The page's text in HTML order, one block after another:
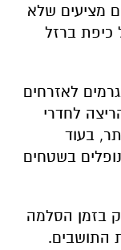
מציעים שלא
כיפת ברזל
לאזרחים
לחדרי
בעוד
בשטחים
בזמן הסלמה
התושבים.